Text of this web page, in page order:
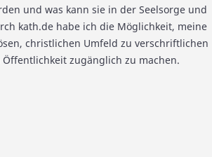
und was kann sie in der Seelsorge und
kath.de habe ich die Möglichkeit, meine
christlichen Umfeld zu verschriftlichen
zugänglich zu machen.